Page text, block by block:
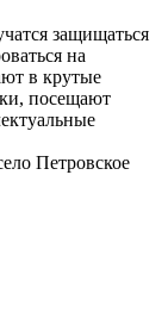
защищаться
на
в крутые
посещают
Петровское